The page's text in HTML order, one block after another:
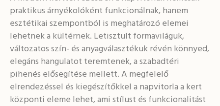
praktikus árnyékolóként funkcionálnak, hanem
esztétikai szempontból is meghatározó elemei
lehetnek a kültérnek. Letisztult formaviláguk,
változatos szín- és anyagválasztékuk révén könnyed,
elegáns hangulatot teremtenek, a szabadtéri
pihenés elősegítése mellett. A megfelelő
elrendezéssel és kiegészítőkkel a napvitorla a kert
központi eleme lehet, ami stílust és funkcionalitást